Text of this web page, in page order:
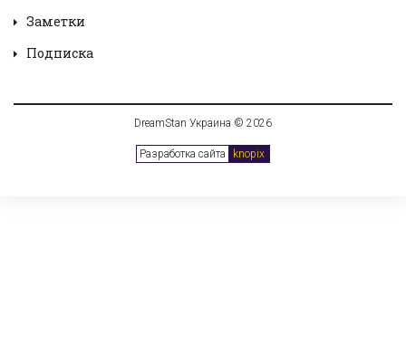
Заметки
Подписка
DreamStan Украина © 2026
Разработка сайта knopix